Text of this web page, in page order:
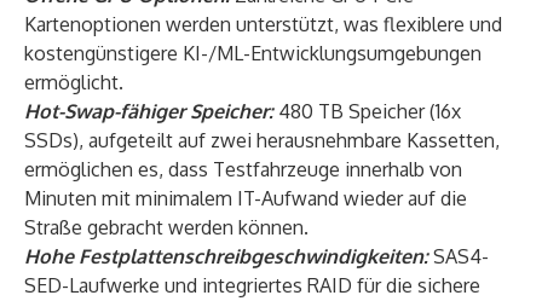
Kartenoptionen werden unterstützt, was flexiblere und
kostengünstigere KI-/ML-Entwicklungsumgebungen
ermöglicht.
Hot-Swap-fähiger Speicher: 480 TB Speicher (16x
SSDs), aufgeteilt auf zwei herausnehmbare Kassetten,
ermöglichen es, dass Testfahrzeuge innerhalb von
Minuten mit minimalem IT-Aufwand wieder auf die
Straße gebracht werden können.
Hohe Festplattenschreibgeschwindigkeiten: SAS4-
SED-Laufwerke und integriertes RAID für die sichere